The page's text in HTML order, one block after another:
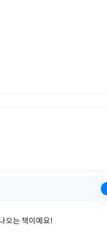
오는 책이예요!